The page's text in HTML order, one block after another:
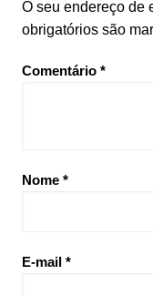
O seu endereço de
obrigatórios são
Comentário *
Nome *
E-mail *